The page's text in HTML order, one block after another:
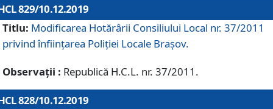
829/10.12.2019
Titlu: Modificarea Hotărârii Consiliului Local nr. 37/2011
privind înființarea Poliției Locale Brașov.
Observații : Republică H.C.L. nr. 37/2011.
828/10.12.2019